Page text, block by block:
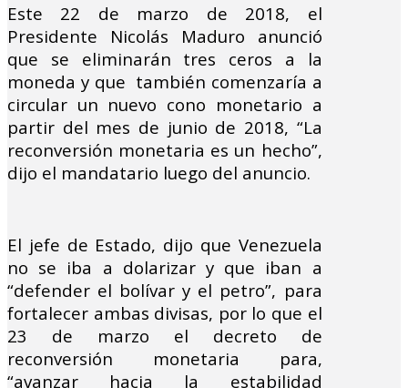
Este 22 de marzo de 2018, el
Presidente Nicolás Maduro anunció
que se eliminarán tres ceros a la
moneda y que también comenzaría a
circular un nuevo cono monetario a
partir del mes de junio de 2018, “La
reconversión monetaria es un hecho”,
dijo el mandatario luego del anuncio.
El jefe de Estado, dijo que Venezuela
no se iba a dolarizar y que iban a
“defender el bolívar y el petro”, para
fortalecer ambas divisas, por lo que el
23 de marzo el decreto de
reconversión monetaria para,
“avanzar hacia la estabilidad